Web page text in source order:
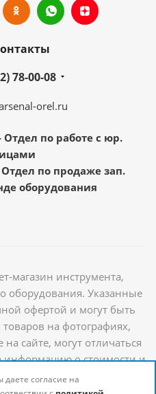
78-00-08
orel.ru
Отдел по работе с юр.
Отдел по продаже зап.
оборудования
магазин инструмента,
оборудования. Указанные
офертой и могут быть
на фотографиях,
сайте, могут отличаться
информацию о стоимости и
получить у наших
даете согласие на